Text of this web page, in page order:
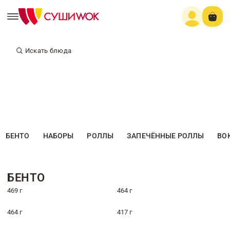
Искать блюда
БЕНТО НАБОРЫ РОЛЛЫ ЗАПЕЧЁННЫЕ РОЛЛЫ
БЕНТО
469 г 464 г
464 г 417 г